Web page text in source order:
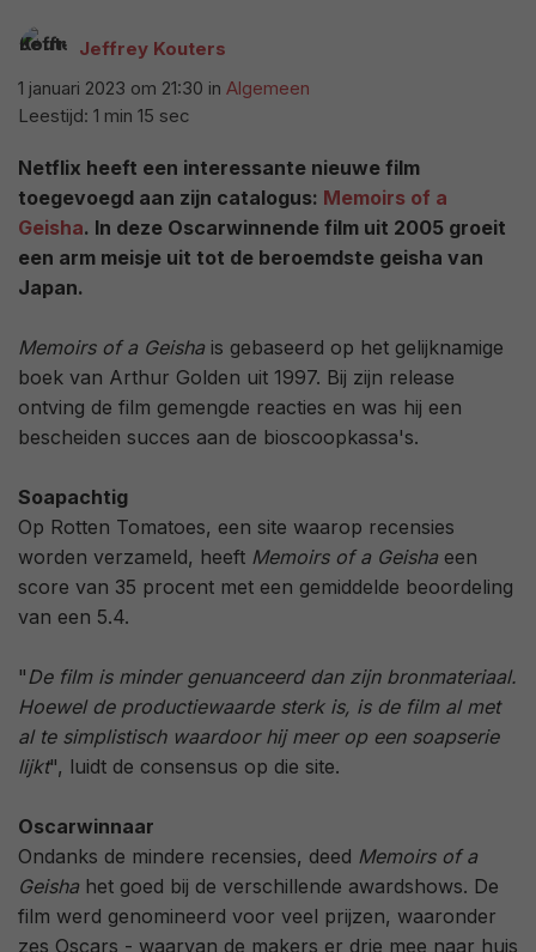
Jeffrey Kouters
1 januari 2023 om 21:30 in Algemeen
Leestijd: 1 min 15 sec
Netflix heeft een interessante nieuwe film
toegevoegd aan zijn catalogus: Memoirs of a
Geisha. In deze Oscarwinnende film uit 2005 groeit
een arm meisje uit tot de beroemdste geisha van
Japan.
Memoirs of a Geisha is gebaseerd op het gelijknamige
boek van Arthur Golden uit 1997. Bij zijn release
ontving de film gemengde reacties en was hij een
bescheiden succes aan de bioscoopkassa's.
Soapachtig
Op Rotten Tomatoes, een site waarop recensies
worden verzameld, heeft Memoirs of a Geisha een
score van 35 procent met een gemiddelde beoordeling
van een 5.4.
"De film is minder genuanceerd dan zijn bronmateriaal.
Hoewel de productiewaarde sterk is, is de film al met
al te simplistisch waardoor hij meer op een soapserie
lijkt", luidt de consensus op die site.
Oscarwinnaar
Ondanks de mindere recensies, deed Memoirs of a
Geisha het goed bij de verschillende awardshows. De
film werd genomineerd voor veel prijzen, waaronder
zes Oscars - waarvan de makers er drie mee naar huis